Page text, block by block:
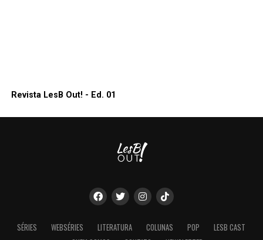
Revista LesB Out! - Ed. 01
SÉRIES WEBSÉRIES LITERATURA COLUNAS POP
LESB CAST